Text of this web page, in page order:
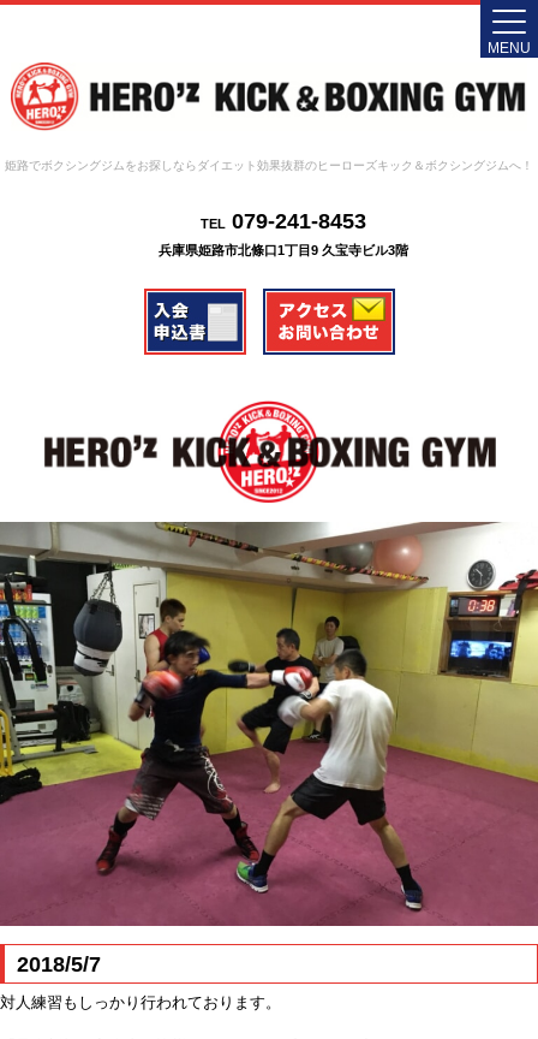
姫路でボクシングジムをお探しならダイエット効果抜群のヒーローズキック＆ボクシングジムへ！
TEL079-241-8453
兵庫県姫路市北條口1丁目9 久宝寺ビル3階
MENU
2018/5/7
対人練習もしっかり行われております。